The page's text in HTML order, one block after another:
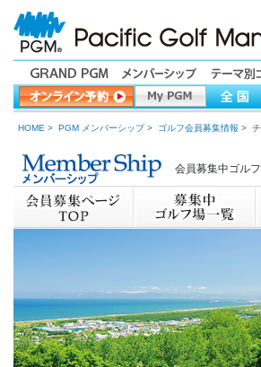
HOME > PGM メンバーシップ> ゴルフ会員募集情報 > チ
会員募集中ゴル